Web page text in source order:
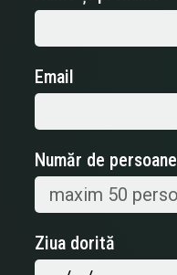
Email
Număr de persoane
Ziua dorită